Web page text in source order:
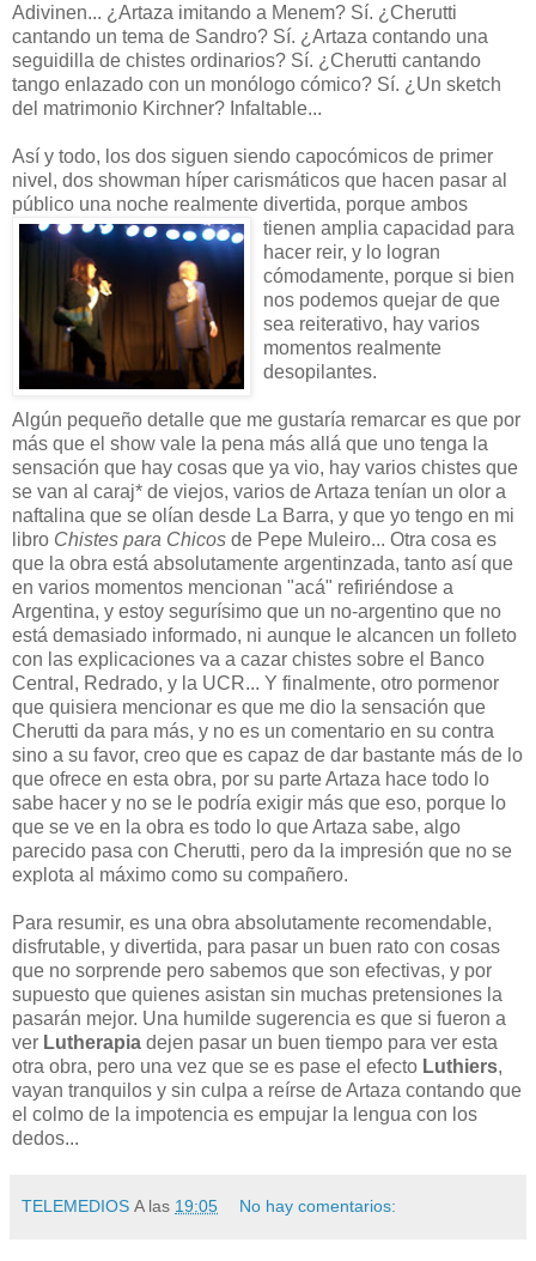
Adivinen... ¿Artaza imitando a Menem? Sí. ¿Cherutti
cantando un tema de Sandro? Sí. ¿Artaza contando una
seguidilla de chistes ordinarios? Sí. ¿Cherutti cantando
tango enlazado con un monólogo cómico? Sí. ¿Un sketch
del matrimonio Kirchner? Infaltable...
Así y todo, los dos siguen siendo capocómicos de primer
nivel, dos showman híper carismáticos que hacen pasar al
público una noche realmente divertida, porque ambos
tienen amplia capacidad para
hacer reir, y lo logran
cómodamente, porque si bien
nos podemos quejar de que
sea reiterativo, hay varios
momentos realmente
desopilantes.
Algún pequeño detalle que me gustaría remarcar es que por
más que el show vale la pena más allá que uno tenga la
sensación que hay cosas que ya vio, hay varios chistes que
se van al caraj* de viejos, varios de Artaza tenían un olor a
naftalina que se olían desde La Barra, y que yo tengo en mi
libro Chistes para Chicos de Pepe Muleiro... Otra cosa es
que la obra está absolutamente argentinzada, tanto así que
en varios momentos mencionan "acá" refiriéndose a
Argentina, y estoy segurísimo que un no-argentino que no
está demasiado informado, ni aunque le alcancen un folleto
con las explicaciones va a cazar chistes sobre el Banco
Central, Redrado, y la UCR... Y finalmente, otro pormenor
que quisiera mencionar es que me dio la sensación que
Cherutti da para más, y no es un comentario en su contra
sino a su favor, creo que es capaz de dar bastante más de lo
que ofrece en esta obra, por su parte Artaza hace todo lo
sabe hacer y no se le podría exigir más que eso, porque lo
que se ve en la obra es todo lo que Artaza sabe, algo
parecido pasa con Cherutti, pero da la impresión que no se
explota al máximo como su compañero.
Para resumir, es una obra absolutamente recomendable,
disfrutable, y divertida, para pasar un buen rato con cosas
que no sorprende pero sabemos que son efectivas, y por
supuesto que quienes asistan sin muchas pretensiones la
pasarán mejor. Una humilde sugerencia es que si fueron a
ver Lutherapia dejen pasar un buen tiempo para ver esta
otra obra, pero una vez que se es pase el efecto Luthiers,
vayan tranquilos y sin culpa a reírse de Artaza contando que
el colmo de la impotencia es empujar la lengua con los
dedos...
TELEMEDIOS A las 19:05 No hay comentarios: